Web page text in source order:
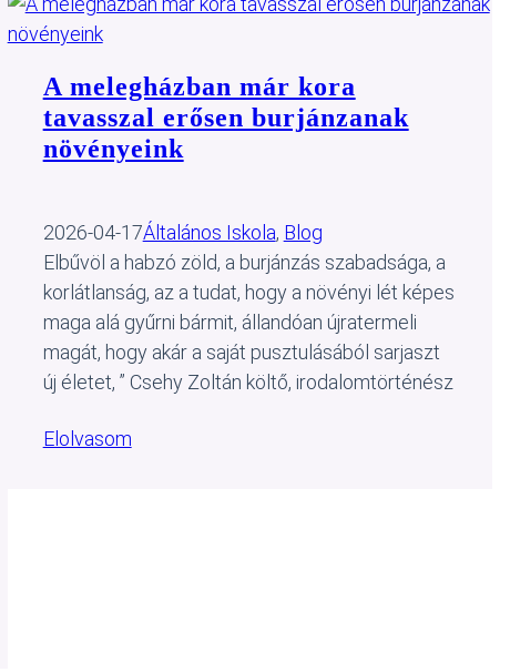
A melegházban már kora
tavasszal erősen burjánzanak
növényeink
2026-04-17Általános Iskola, Blog
Elbűvöl a habzó zöld, a burjánzás szabadsága, a
korlátlanság, az a tudat, hogy a növényi lét képes
maga alá gyűrni bármit, állandóan újratermeli
magát, hogy akár a saját pusztulásából sarjaszt
új életet, ” Csehy Zoltán költő, irodalomtörténész
Elolvasom